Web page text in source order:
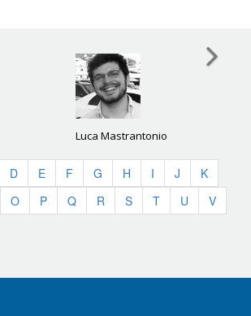
Luca Mastrantonio
D E F G H I J
K
O P Q R S T U
V